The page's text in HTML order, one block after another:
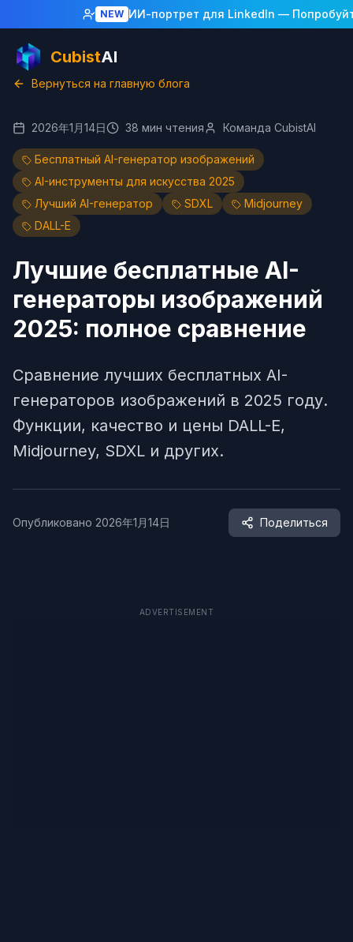
NEW ИИ-портрет для LinkedIn —
CubistAI
Вернуться на главную блога
2026年1月14日 38 мин чтения Команда CubistAI
Бесплатный AI-генератор изображений
AI-инструменты для искусства 2025
Лучший AI-генератор
SDXL
Midjourney
DALL-E
Лучшие бесплатные AI-
генераторы изображений
2025: полное сравнение
Сравнение лучших бесплатных AI-
генераторов изображений в 2025 году.
Функции, качество и цены DALL-E,
Midjourney, SDXL и других.
Опубликовано 2026年1月14日 Поделиться
ADVERTISEMENT